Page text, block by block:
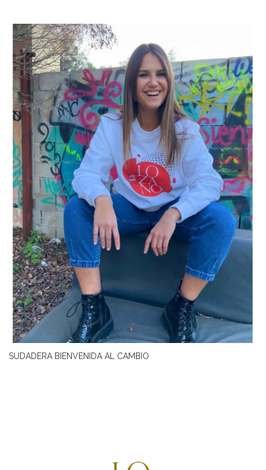
SUDADERA BIENVENIDA AL CAMBIO